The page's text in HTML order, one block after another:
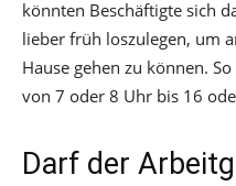
könnten Beschäftigte sich
lieber früh loszulegen, um
Hause gehen zu können.
von 7 oder 8 Uhr bis 16
Darf der